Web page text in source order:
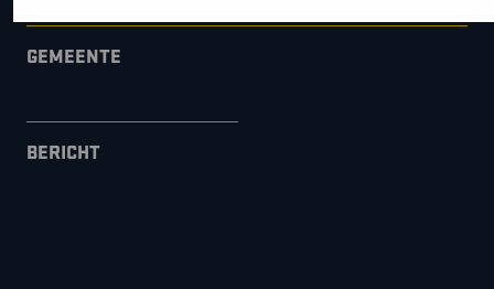
GEMEENTE
BERICHT